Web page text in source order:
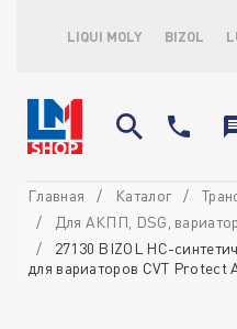
LIQUI MOLY BIZOL
Главная Каталог
Для АКПП, DSG,
27130 BIZOL НС-
для вариаторов CVT Protect